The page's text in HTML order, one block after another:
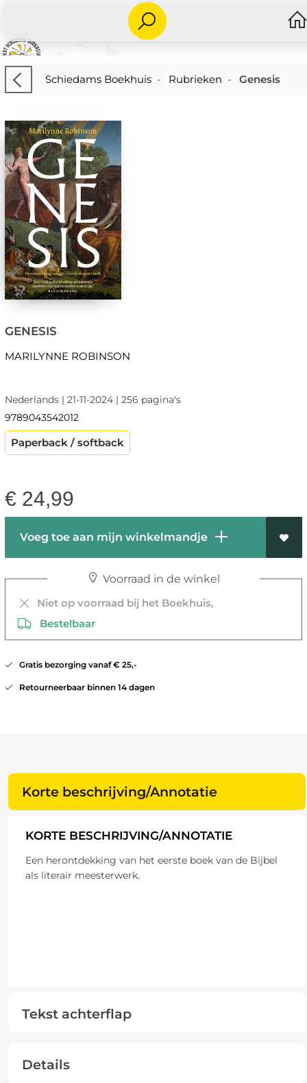
Schiedams Boekhuis- Rubrieken - Genesis
GENESIS
MARILYNNE ROBINSON
Nederlands | 21-11-2024 | 256 pagina's
9789043542012
Paperback / softback
€ 24,99
Voeg toe aan mijn winkelmandje
Voorraad in de winkel
Niet op voorraad bij het Boekhuis,
Bestelbaar
Gratis bezorging vanaf € 25,-
Retourneerbaar binnen 14 dagen
Korte beschrijving/Annotatie
KORTE BESCHRIJVING/ANNOTATIE
Een herontdekking van het eerste boek van de Bijbel
als literair meesterwerk.
Tekst achterflap
Details